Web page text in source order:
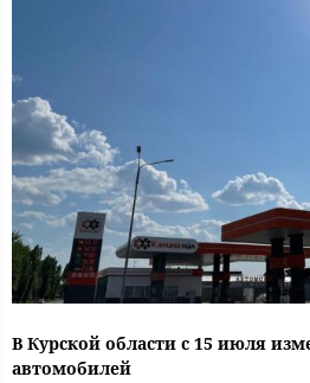
В Курской области с 15 июля
автомобилей